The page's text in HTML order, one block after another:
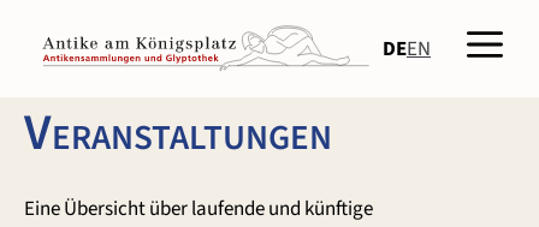
Inhalt
springen
DEEN
Veranstaltungen
Eine Übersicht über laufende und künftige